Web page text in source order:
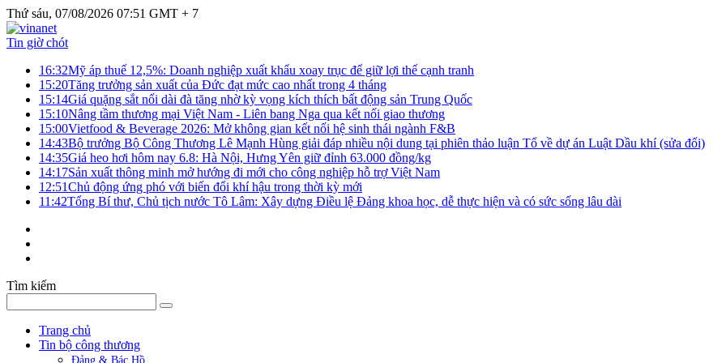
Thứ sáu, 07/08/2026 07:51 GMT + 7
Tin giờ chót
16:32Mỹ áp thuế 12,5%: Doanh nghiệp xuất khẩu xoay trục để giữ lợi thế cạnh tranh
15:20Tăng trưởng sản xuất của Đức đạt mức cao nhất trong 4 tháng
15:14Giá quặng sắt nối dài đà tăng nhờ kỳ vọng kích thích bất động sản Trung Quốc
15:10Nâng tầm thương mại Việt Nam - Liên bang Nga qua kết nối giao thương
15:00Vietfood & Beverage 2026: Mở không gian kết nối hệ sinh thái ngành F&B
14:43Bộ trưởng Bộ Công Thương Lê Mạnh Hùng giải đáp nhiều nội dung tại phiên thảo luận Tổ về dự án Luật Dầu khí (sửa đổi)
14:35Giá heo hơi hôm nay 6.8: Hà Nội, Hưng Yên giữ đỉnh 63.000 đồng/kg
14:17Sản xuất thông minh mở hướng đi mới cho công nghiệp hỗ trợ Việt Nam
12:51Chủ động ứng phó với biến đổi khí hậu trong thời kỳ mới
11:42Tổng Bí thư, Chủ tịch nước Tô Lâm: Xây dựng Điều lệ Đảng khoa học, dễ thực hiện và có sức sống lâu dài
Tìm kiếm
Trang chủ
Tin bộ công thương
Đảng & Bác Hồ